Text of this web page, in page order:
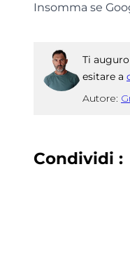
Insomma se
Ti
esitare a
Autore:
Condividi :